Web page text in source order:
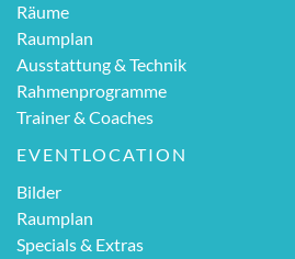
Räume
Raumplan
Ausstattung & Technik
Rahmenprogramme
Trainer & Coaches
EVENTLOCATION
Bilder
Raumplan
Specials & Extras